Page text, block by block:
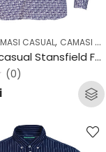
CASUAL, CAMASI OFFICE
Camasa casual Stansfield FW2011
(0)